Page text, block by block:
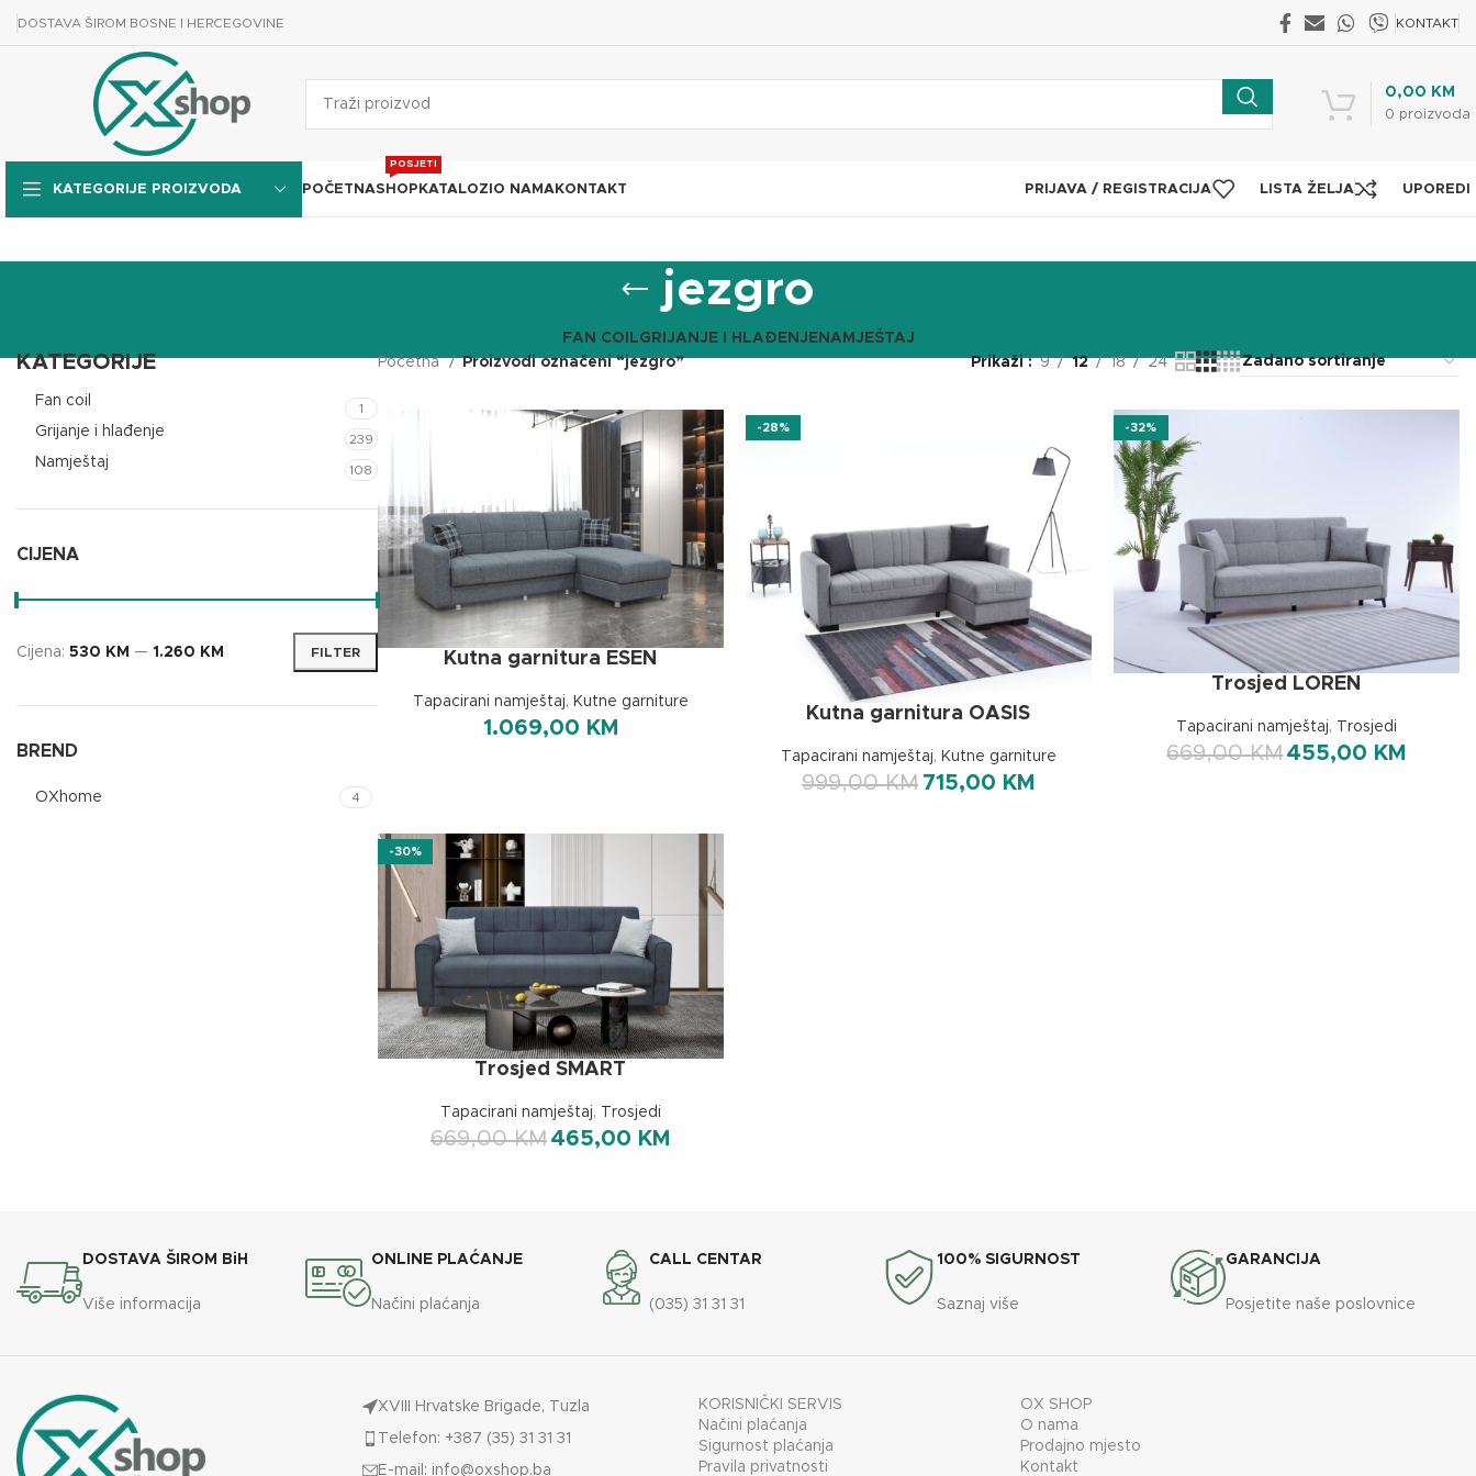
DOSTAVA ŠIROM BOSNE I HERCEGOVINE KONTAKT
0 proizvoda
0,00 KM
KATEGORIJE PROIZVODA POČETNASHOP
POSJETI
KATALOZI O NAMA KONTAKT PRIJAVA / REGISTRACIJA LISTA ŽELJA UPOREDI
jezgro
FAN COILGRIJANJE I HLAĐENJENAMJEŠTAJ
KATEGORIJE
Fan coil 1
Grijanje i hlađenje 239
Namještaj 108
CIJENA
FILTER
Cijena: 530 KM — 1.260 KM
BREND
OXhome 4
Početna Proizvodi označeni “jezgro” Prikaži 9 12 18 24
Kutna garnitura ESEN
Tapacirani namještaj, Kutne garniture
1.069,00 KM
-28%
Kutna garnitura OASIS
Tapacirani namještaj, Kutne garniture
999,00KM 715,00 KM
-32%
Trosjed LOREN
Tapacirani namještaj, Trosjedi
669,00KM 455,00 KM
-30%
Trosjed SMART
Tapacirani namještaj, Trosjedi
669,00KM 465,00 KM
DOSTAVA ŠIROM BiH
Više informacija
ONLINE PLAĆANJE
Načini plaćanja
CALL CENTAR
(035) 31 31 31
100% SIGURNOST
Saznaj više
GARANCIJA
Posjetite naše poslovnice
XVIII Hrvatske Brigade, Tuzla
Telefon: +387 (35) 31 31 31
E-mail: info@oxshop.ba
KORISNIČKI SERVIS
Načini plaćanja
Sigurnost plaćanja
Pravila privatnosti
OX SHOP
O nama
Prodajno mjesto
Kontakt